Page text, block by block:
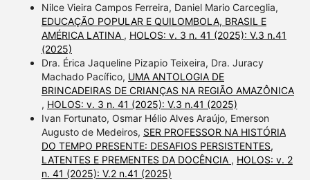
Nilce Vieira Campos Ferreira, Daniel Mario Carceglia,
EDUCAÇÃO POPULAR E QUILOMBOLA, BRASIL E
AMÉRICA LATINA , HOLOS: v. 3 n. 41 (2025): V.3 n.41
(2025)
Dra. Érica Jaqueline Pizapio Teixeira, Dra. Juracy
Machado Pacífico, UMA ANTOLOGIA DE
BRINCADEIRAS DE CRIANÇAS NA REGIÃO AMAZÔNICA
, HOLOS: v. 3 n. 41 (2025): V.3 n.41 (2025)
Ivan Fortunato, Osmar Hélio Alves Araújo, Emerson
Augusto de Medeiros, SER PROFESSOR NA HISTÓRIA
DO TEMPO PRESENTE: DESAFIOS PERSISTENTES,
LATENTES E PREMENTES DA DOCÊNCIA , HOLOS: v. 2
n. 41 (2025): V.2 n.41 (2025)